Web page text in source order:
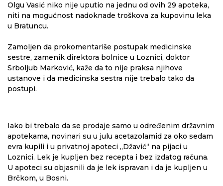
Olgu Vasić niko nije uputio na jednu od ovih 29 apoteka,
niti na mogućnost nadoknade troškova za kupovinu leka
u Bratuncu.
Zamoljen da prokomentariše postupak medicinske
sestre, zamenik direktora bolnice u Loznici, doktor
Srboljub Marković, kaže da to nije praksa njihove
ustanove i da medicinska sestra nije trebalo tako da
postupi.
Iako bi trebalo da se prodaje samo u određenim državnim
apotekama, novinari su u julu acetazolamid za oko sedam
evra kupili i u privatnoj apoteci „Džavić“ na pijaci u
Loznici. Lek je kupljen bez recepta i bez izdatog računa.
U apoteci su objasnili da je lek ispravan i da je kupljen u
Brčkom, u Bosni.